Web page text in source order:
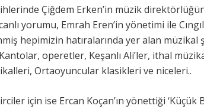
Çiğdem Erken’in müzik
yorumu, Emrah Eren’in yönetimi ile
hepimizin hatıralarında yer alan müzikal
operetler, Keşanlı Ali’ler, ithal
Ortaoyuncular klasikleri ve niceleri..
için ise Ercan Koçan’ın yönettiği ‘Küçük